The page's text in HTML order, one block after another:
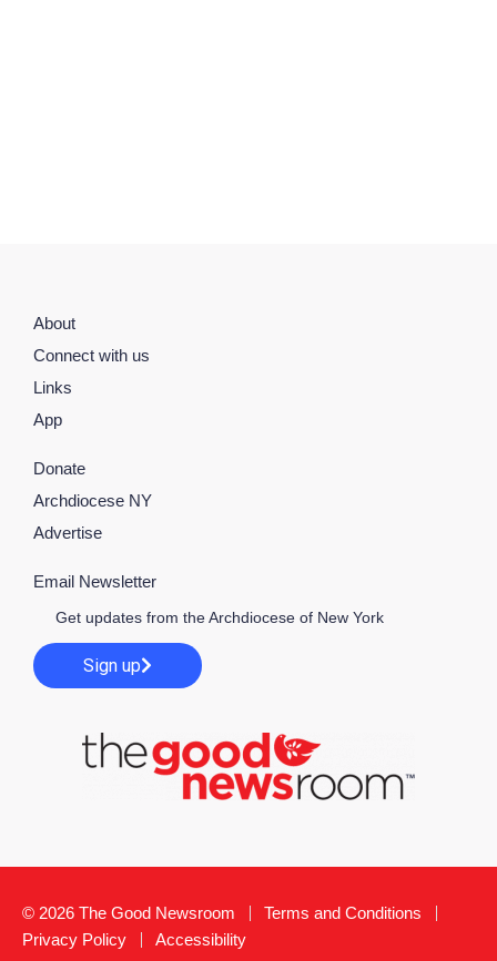
About
Connect with us
Links
App
Donate
Archdiocese NY
Advertise
Email Newsletter
Get updates from the Archdiocese of New York
Sign up
© 2026 The Good Newsroom
Terms and Conditions
Privacy Policy
Accessibility